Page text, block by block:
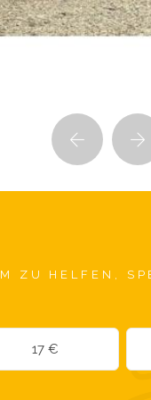
ZU HELFEN,
17 €